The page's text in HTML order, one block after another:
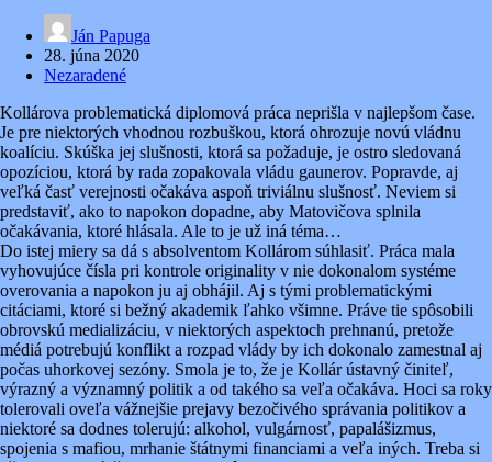
Ján Papuga
28. júna 2020
Nezaradené
Kollárova problematická diplomová práca neprišla v najlepšom čase.
Je pre niektorých vhodnou rozbuškou, ktorá ohrozuje novú vládnu
koalíciu. Skúška jej slušnosti, ktorá sa požaduje, je ostro sledovaná
opozíciou, ktorá by rada zopakovala vládu gaunerov. Popravde, aj
veľká časť verejnosti očakáva aspoň triviálnu slušnosť. Neviem si
predstaviť, ako to napokon dopadne, aby Matovičova splnila
očakávania, ktoré hlásala. Ale to je už iná téma…
Do istej miery sa dá s absolventom Kollárom súhlasiť. Práca mala
vyhovujúce čísla pri kontrole originality v nie dokonalom systéme
overovania a napokon ju aj obhájil. Aj s tými problematickými
citáciami, ktoré si bežný akademik ľahko všimne. Práve tie spôsobili
obrovskú medializáciu, v niektorých aspektoch prehnanú, pretože
médiá potrebujú konflikt a rozpad vlády by ich dokonalo zamestnal aj
počas uhorkovej sezóny. Smola je to, že je Kollár ústavný činiteľ,
výrazný a významný politik a od takého sa veľa očakáva. Hoci sa roky
tolerovali oveľa vážnejšie prejavy bezočivého správania politikov a
niektoré sa dodnes tolerujú: alkohol, vulgárnosť, papalášizmus,
spojenia s mafiou, mrhanie štátnymi financiami a veľa iných. Treba si